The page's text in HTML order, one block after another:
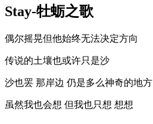
Stay-牡蛎之歌
偶尔摇晃但他始终无法决定方向
传说的土壤也或许只是沙
沙也罢 那岸边 仍是多么神奇的地方
虽然我也会想 但我也只想 想想